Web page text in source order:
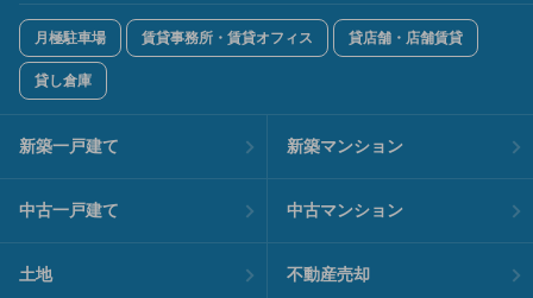
月極駐車場 賃貸事務所・賃貸オフィス 貸店舗・店舗賃貸
貸し倉庫
新築一戸建て 新築マンション
中古一戸建て 中古マンション
土地 不動産売却